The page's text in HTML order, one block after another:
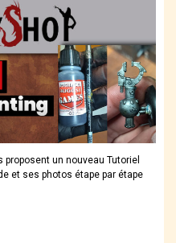
proposent un nouveau Tutoriel
et ses photos étape par étape